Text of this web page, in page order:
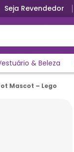
Seja Revendedor
& Beleza
Mascot – Lego